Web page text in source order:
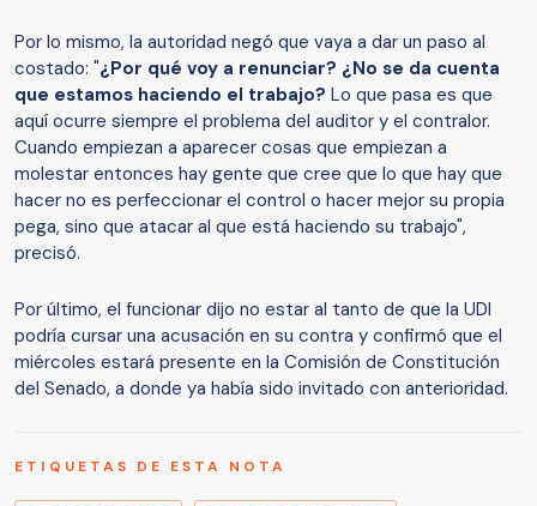
Por lo mismo, la autoridad negó que vaya a dar un paso al
costado: "¿Por qué voy a renunciar? ¿No se da cuenta
que estamos haciendo el trabajo? Lo que pasa es que
aquí ocurre siempre el problema del auditor y el contralor.
Cuando empiezan a aparecer cosas que empiezan a
molestar entonces hay gente que cree que lo que hay que
hacer no es perfeccionar el control o hacer mejor su propia
pega, sino que atacar al que está haciendo su trabajo",
precisó.
Por último, el funcionar dijo no estar al tanto de que la UDI
podría cursar una acusación en su contra y confirmó que el
miércoles estará presente en la Comisión de Constitución
del Senado, a donde ya había sido invitado con anterioridad.
ETIQUETAS DE ESTA NOTA